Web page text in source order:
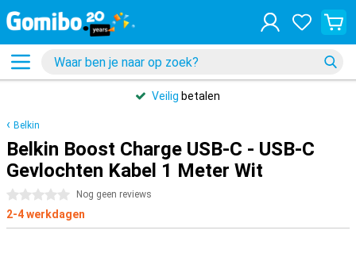
Veilig betalen
Belkin
Belkin Boost Charge USB-C - USB-C
Gevlochten Kabel 1 Meter Wit
0 sterren Nog geen reviews
2-4 werkdagen